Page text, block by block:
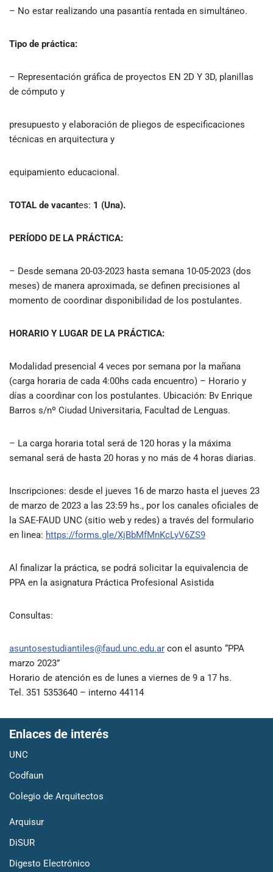
– No estar realizando una pasantía rentada en simultáneo.
Tipo de práctica:
– Representación gráfica de proyectos EN 2D Y 3D, planillas
de cómputo y
presupuesto y elaboración de pliegos de especificaciones
técnicas en arquitectura y
equipamiento educacional.
TOTAL de vacantes: 1 (Una).
PERÍODO DE LA PRÁCTICA:
– Desde semana 20-03-2023 hasta semana 10-05-2023 (dos
meses) de manera aproximada, se definen precisiones al
momento de coordinar disponibilidad de los postulantes.
HORARIO Y LUGAR DE LA PRÁCTICA:
Modalidad presencial 4 veces por semana por la mañana
(carga horaria de cada 4:00hs cada encuentro) – Horario y
días a coordinar con los postulantes. Ubicación: Bv Enrique
Barros s/nº Ciudad Universitaria, Facultad de Lenguas.
– La carga horaria total será de 120 horas y la máxima
semanal será de hasta 20 horas y no más de 4 horas diarias.
Inscripciones: desde el jueves 16 de marzo hasta el jueves 23
de marzo de 2023 a las 23:59 hs., por los canales oficiales de
la SAE-FAUD UNC (sitio web y redes) a través del formulario
en linea: https://forms.gle/XjBbMfMnKcLyV6ZS9
Al finalizar la práctica, se podrá solicitar la equivalencia de
PPA en la asignatura Práctica Profesional Asistida
Consultas:
asuntosestudiantiles@faud.unc.edu.ar con el asunto “PPA
marzo 2023”
Horario de atención es de lunes a viernes de 9 a 17 hs.
Tel. 351 5353640 – interno 44114
Enlaces de interés
UNC
Codfaun
Colegio de Arquitectos
Arquisur
DiSUR
Digesto Electrónico